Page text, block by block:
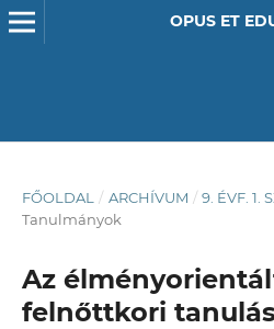
OPUS ET
FŐOLDAL / ARCHÍVUM / 9. ÉVF. 1.
Tanulmányok
Az
felnőttkori